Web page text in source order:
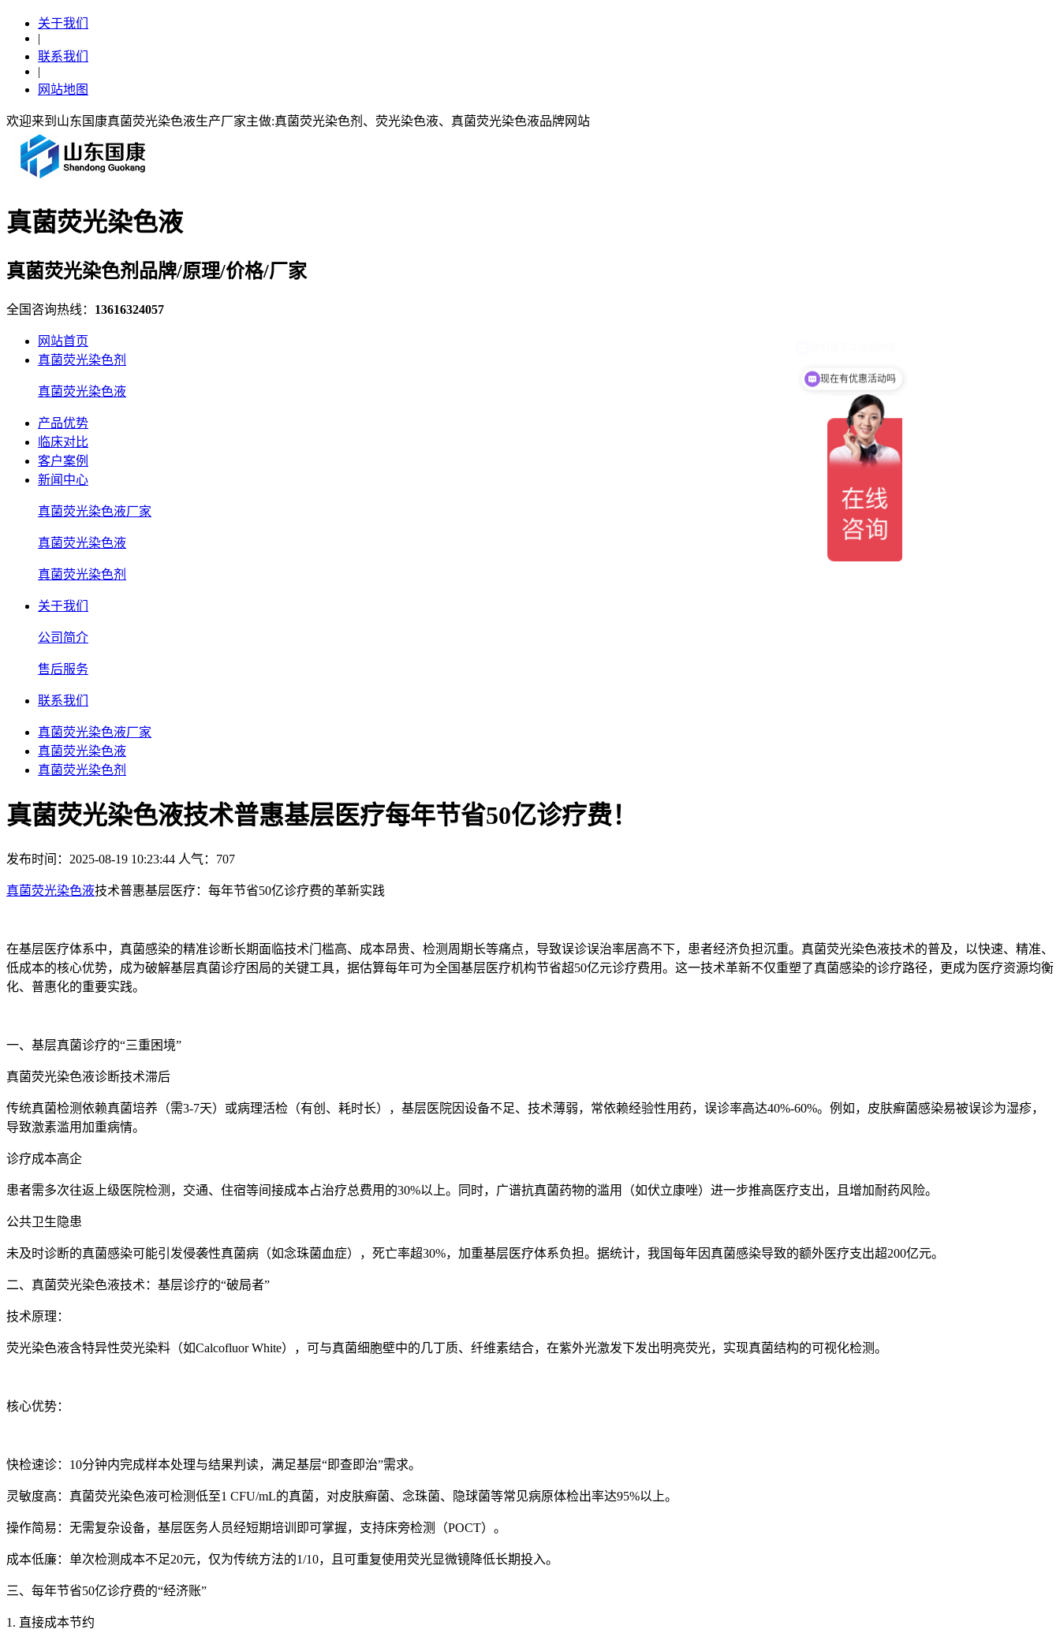
关于我们
|
联系我们
|
网站地图
欢迎来到山东国康真菌荧光染色液生产厂家主做:真菌荧光染色剂、荧光染色液、真菌荧光染色液品牌网站
真菌荧光染色液
真菌荧光染色剂品牌/原理/价格/厂家
全国咨询热线： 13616324057
网站首页
真菌荧光染色剂
真菌荧光染色液
产品优势
临床对比
客户案例
新闻中心
真菌荧光染色液厂家
真菌荧光染色液
真菌荧光染色剂
关于我们
公司简介
售后服务
联系我们
真菌荧光染色液厂家
真菌荧光染色液
真菌荧光染色剂
真菌荧光染色液技术普惠基层医疗每年节省50亿诊疗费！
发布时间：2025-08-19 10:23:44 人气： 707
真菌荧光染色液技术普惠基层医疗：每年节省50亿诊疗费的革新实践
在基层医疗体系中，真菌感染的精准诊断长期面临技术门槛高、成本昂贵、检测周期长等痛点，导致误诊误治率居高不下，患者经济负担沉重。真菌荧光染色液技术的普及，以快速、精准、
低成本的核心优势，成为破解基层真菌诊疗困局的关键工具，据估算每年可为全国基层医疗机构节省超50亿元诊疗费用。这一技术革新不仅重塑了真菌感染的诊疗路径，更成为医疗资源均衡
化、普惠化的重要实践。
一、基层真菌诊疗的“三重困境”
真菌荧光染色液诊断技术滞后
传统真菌检测依赖真菌培养（需3-7天）或病理活检（有创、耗时长），基层医院因设备不足、技术薄弱，常依赖经验性用药，误诊率高达40%-60%。例如，皮肤癣菌感染易被误诊为湿疹，
导致激素滥用加重病情。
诊疗成本高企
患者需多次往返上级医院检测，交通、住宿等间接成本占治疗总费用的30%以上。同时，广谱抗真菌药物的滥用（如伏立康唑）进一步推高医疗支出，且增加耐药风险。
公共卫生隐患
未及时诊断的真菌感染可能引发侵袭性真菌病（如念珠菌血症），死亡率超30%，加重基层医疗体系负担。据统计，我国每年因真菌感染导致的额外医疗支出超200亿元。
二、真菌荧光染色液技术：基层诊疗的“破局者”
技术原理：
荧光染色液含特异性荧光染料（如Calcofluor White），可与真菌细胞壁中的几丁质、纤维素结合，在紫外光激发下发出明亮荧光，实现真菌结构的可视化检测。
核心优势：
快检速诊：10分钟内完成样本处理与结果判读，满足基层“即查即治”需求。
灵敏度高： 真菌荧光染色液可检测低至1 CFU/mL的真菌，对皮肤癣菌、念珠菌、隐球菌等常见病原体检出率达95%以上。
操作简易：无需复杂设备，基层医务人员经短期培训即可掌握，支持床旁检测（POCT）。
成本低廉：单次检测成本不足20元，仅为传统方法的1/10，且可重复使用荧光显微镜降低长期投入。
三、每年节省50亿诊疗费的“经济账”
1. 直接成本节约
现在有优惠活动吗